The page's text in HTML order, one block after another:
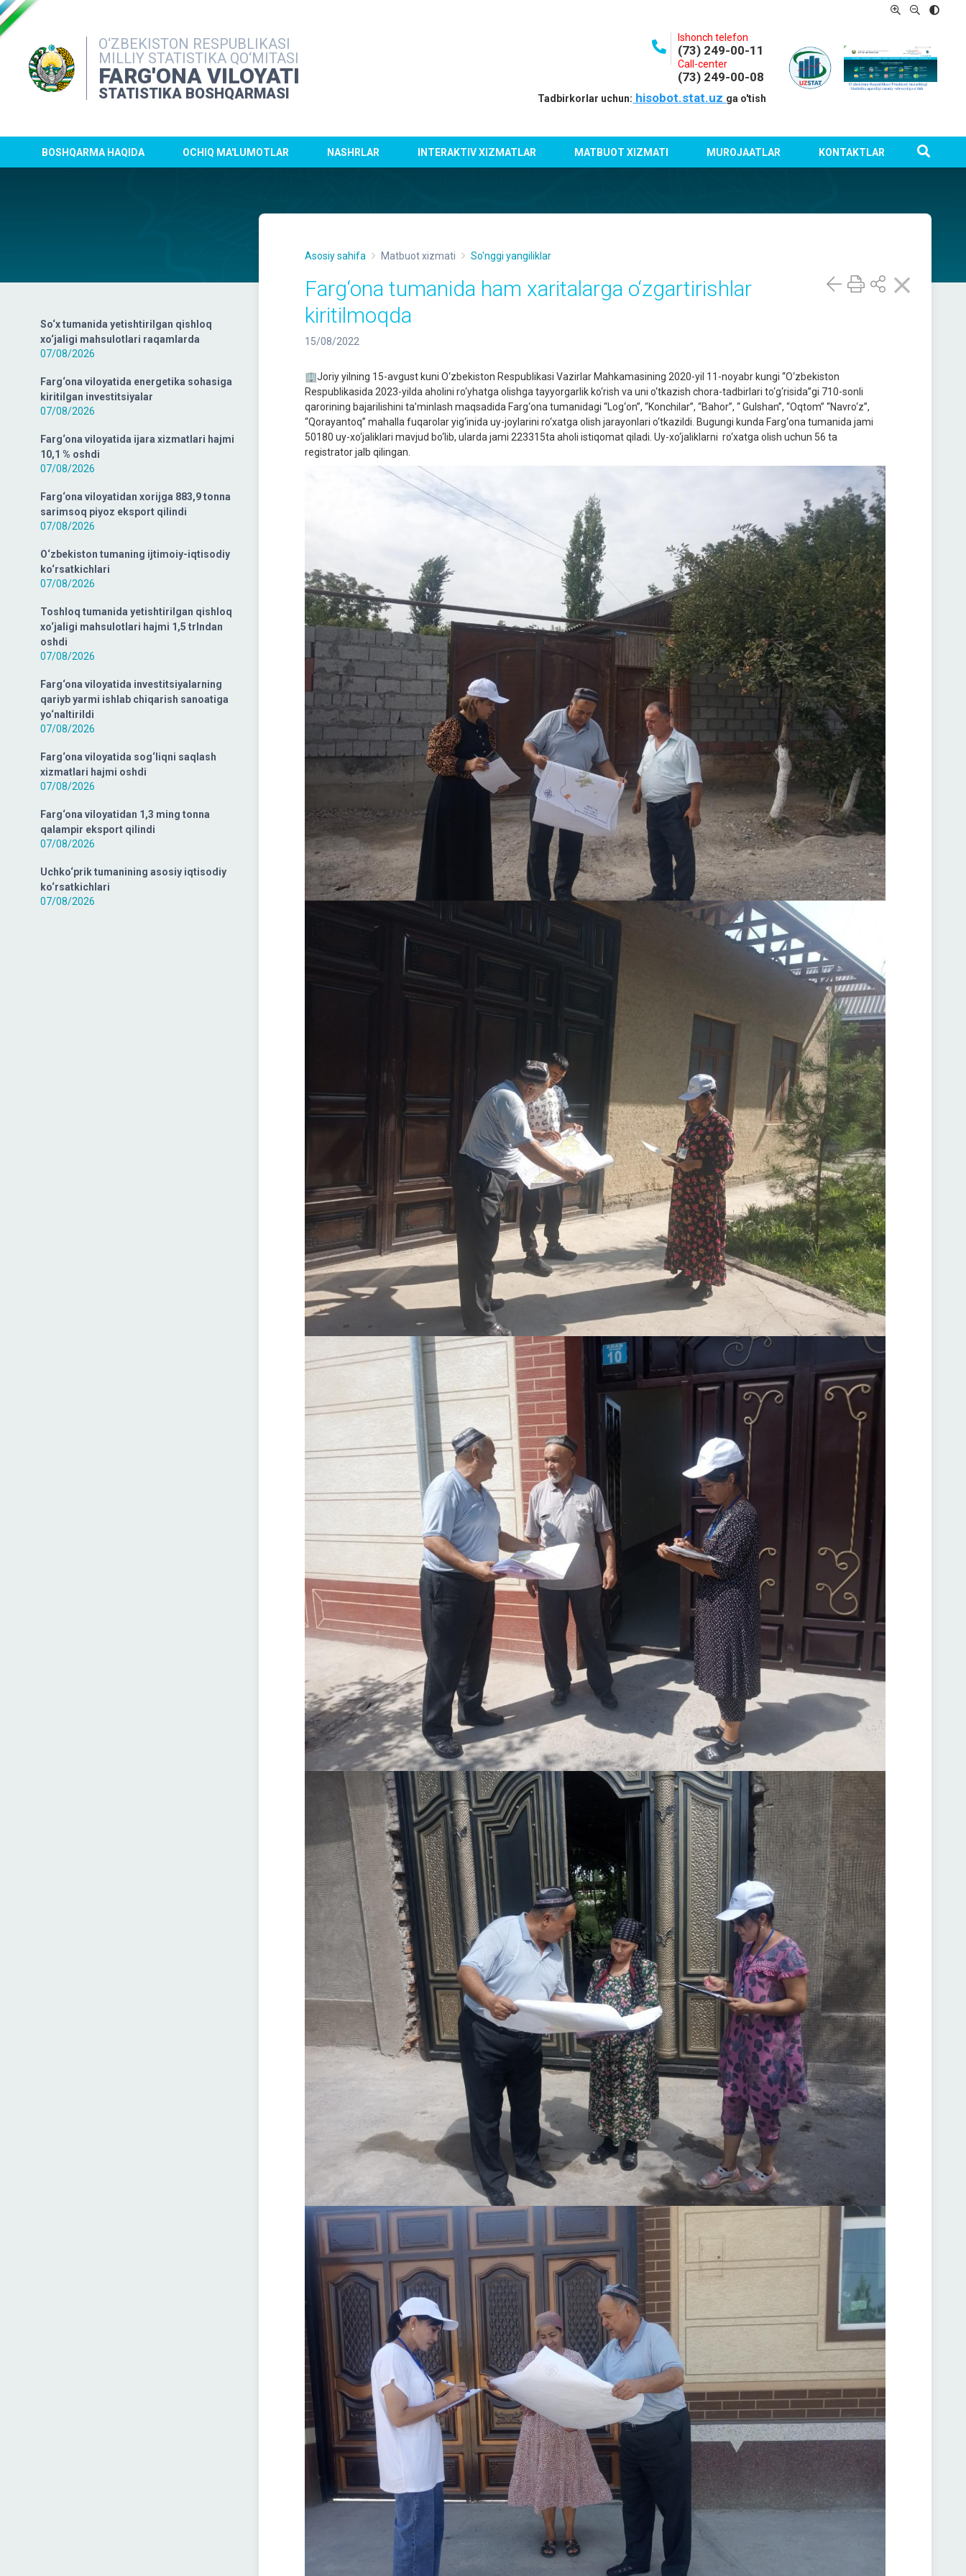
O‘ZBEKISTON RESPUBLIKASI
MILLIY STATISTIKA QO‘MITASI
FARG'ONA VILOYATI
STATISTIKA BOSHQARMASI
Ishonch telefon
(73) 249-00-11
Call-center
(73) 249-00-08
Tadbirkorlar uchun: hisobot.stat.uz ga o'tish
BOSHQARMA HAQIDA OCHIQ MA'LUMOTLAR NASHRLAR INTERAKTIV XIZMATLAR MATBUOT XIZMATI MUROJAATLAR KONTAKTLAR
So‘x tumanida yetishtirilgan qishloq
xo‘jaligi mahsulotlari raqamlarda
07/08/2026
Farg‘ona viloyatida energetika sohasiga
kiritilgan investitsiyalar
07/08/2026
Farg‘ona viloyatida ijara xizmatlari hajmi
10,1 % oshdi
07/08/2026
Farg‘ona viloyatidan xorijga 883,9 tonna
sarimsoq piyoz eksport qilindi
07/08/2026
O‘zbekiston tumaning ijtimoiy-iqtisodiy
ko‘rsatkichlari
07/08/2026
Toshloq tumanida yetishtirilgan qishloq
xo‘jaligi mahsulotlari hajmi 1,5 trlndan
oshdi
07/08/2026
Farg‘ona viloyatida investitsiyalarning
qariyb yarmi ishlab chiqarish sanoatiga
yo‘naltirildi
07/08/2026
Farg‘ona viloyatida sog‘liqni saqlash
xizmatlari hajmi oshdi
07/08/2026
Farg‘ona viloyatidan 1,3 ming tonna
qalampir eksport qilindi
07/08/2026
Uchko‘prik tumanining asosiy iqtisodiy
ko‘rsatkichlari
07/08/2026
Asosiy sahifa Matbuot xizmati So'nggi yangiliklar
Farg‘ona tumanida ham xaritalarga o‘zgartirishlar
kiritilmoqda
15/08/2022
🏢Joriy yilning 15-avgust kuni O‘zbekiston Respublikasi Vazirlar Mahkamasining 2020-yil 11-noyabr kungi “O‘zbekiston
Respublikasida 2023-yilda aholini ro‘yhatga olishga tayyorgarlik ko‘rish va uni o‘tkazish chora-tadbirlari to‘g‘risida”gi 710-sonli
qarorining bajarilishini ta’minlash maqsadida Farg‘ona tumanidagi “Log‘on”, “Konchilar”, “Bahor”, “ Gulshan”, “Oqtom” “Navro‘z”,
“Qorayantoq” mahalla fuqarolar yig‘inida uy-joylarini ro‘xatga olish jarayonlari o‘tkazildi. Bugungi kunda Farg‘ona tumanida jami
50180 uy-xo‘jaliklari mavjud bo‘lib, ularda jami 223315ta aholi istiqomat qiladi. Uy-xo‘jaliklarni ro‘xatga olish uchun 56 ta
registrator jalb qilingan.